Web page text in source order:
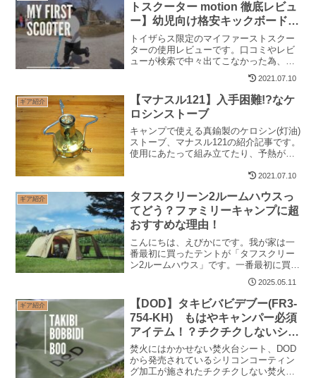
トスクーター motion 徹底レビュ
ー】幼児向け格安キックボードは
お試しにピッタリ！
トイザらス限定のマイファーストスクー
ターの使用レビューです。口コミやレビ
ューが検索で中々出てこなかった為、組
立て方等、詳しく解説しています。
2021.07.10
ギア紹介
【マナスル121】入手困難!?なケ
ロシンストーブ
キャンプで使える真鍮製のケロシン(灯油)
ストーブ、マナスル121の紹介記事です。
使用にあたって組み立てたり、予熱が必
2021.07.10
ギア紹介
タフスクリーン2ルームハウスっ
てどう？ファミリーキャンプに超
おすすめな理由！
こんにちは、えびかにです。我が家は一
番最初に買ったテントが「タフスクリー
ン2ルームハウス」です。一番最初に買っ
たにも関わらず、未だに一軍選手として
活躍しているテントなのですが、7年もの
長い間に実際に使ってみて感じた良い部
分や物足りない部分を...
2025.05.11
ギア紹介
【DOD】タキビバビデブー(FR3-
754-KH) もはやキャンパー必須
アイテム！？チクチクしないシリ
コンコーティングの焚火台シート
焚火にはかかせない焚火台シート、DOD
から発売されているシリコンコーティン
グ加工が施されたチクチクしない焚火台